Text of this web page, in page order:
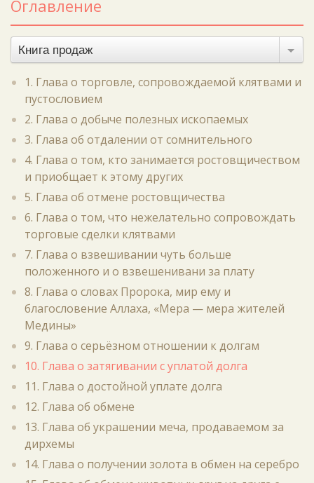
Оглавление
Книга продаж
1. Глава о торговле, сопровождаемой клятвами и
пустословием
2. Глава о добыче полезных ископаемых
3. Глава об отдалении от сомнительного
4. Глава о том, кто занимается ростовщичеством
и приобщает к этому других
5. Глава об отмене ростовщичества
6. Глава о том, что нежелательно сопровождать
торговые сделки клятвами
7. Глава о взвешивании чуть больше
положенного и о взвешенивани за плату
8. Глава о словах Пророка, мир ему и
благословение Аллаха, «Мера — мера жителей
Медины»
9. Глава о серьёзном отношении к долгам
10. Глава о затягивании с уплатой долга
11. Глава о достойной уплате долга
12. Глава об обмене
13. Глава об украшении меча, продаваемом за
дирхемы
14. Глава о получении золота в обмен на серебро